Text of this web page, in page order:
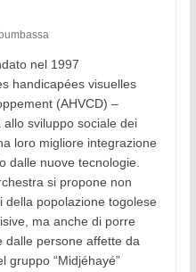
nel 1997
handicapées visuelles
(AHVCD) –
sviluppo sociale dei
loro migliore integrazione
dalle nuove tecnologie.
si propone non
della popolazione togolese
ma anche di porre
dalle persone affette da
gruppo “Midjéhayé”